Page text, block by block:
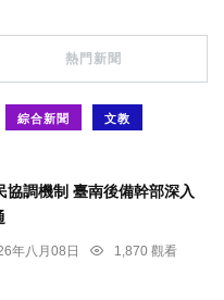
熱門新聞
綜合新聞 文教
協調機制 臺南後備幹部深入
年八月08日
1,870 觀看